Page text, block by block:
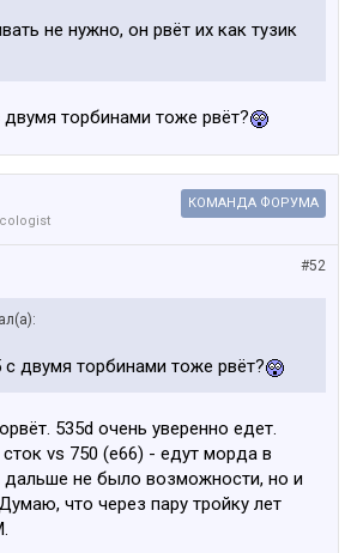
не нужно, он рвёт их как тузик
торбинами тоже рвёт?
КОМАНДА ФОРУМА
#52
двумя торбинами тоже рвёт?
535d очень уверенно едет.
vs 750 (e66) - едут морда в
не было возможности, но и
что через пару тройку лет